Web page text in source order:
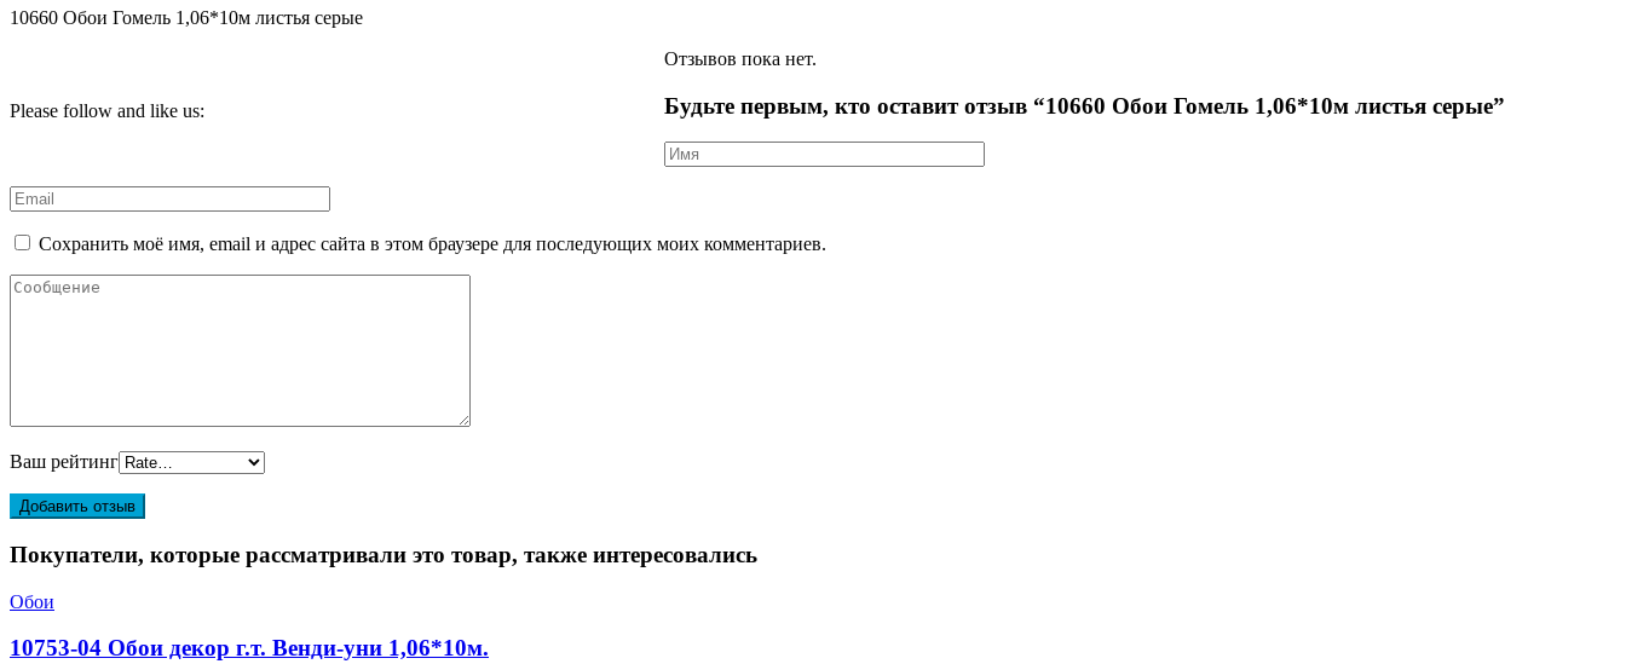
10660 Обои Гомель 1,06*10м листья серые
Please follow and like us:
Отзывов пока нет.
Будьте первым, кто оставит отзыв “10660 Обои Гомель 1,06*10м листья серые”
Сохранить моё имя, email и адрес сайта в этом браузере для последующих моих комментариев.
Ваш рейтинг
Покупатели, которые рассматривали это товар, также интересовались
Обои
10753-04 Обои декор г.т. Венди-уни 1,06*10м.